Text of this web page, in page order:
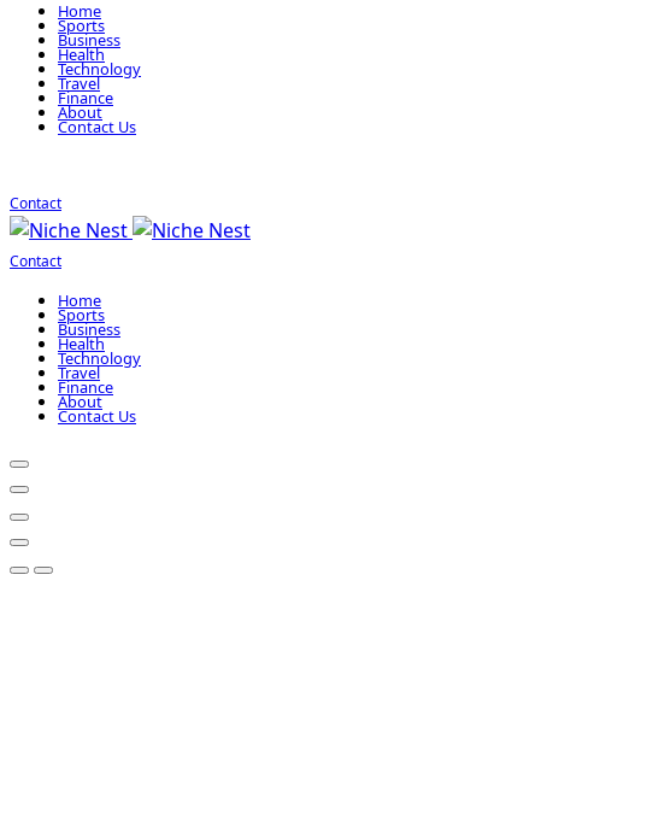
Home
Sports
Business
Health
Technology
Travel
Finance
About
Contact Us
Contact
Contact
Home
Sports
Business
Health
Technology
Travel
Finance
About
Contact Us